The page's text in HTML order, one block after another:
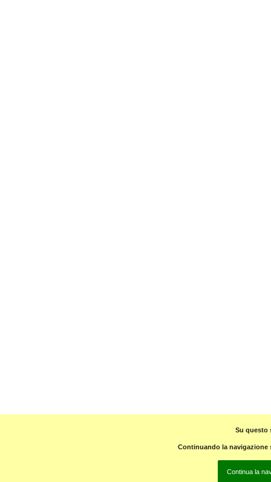
Su questo
Continuando la navigazione
Continua la